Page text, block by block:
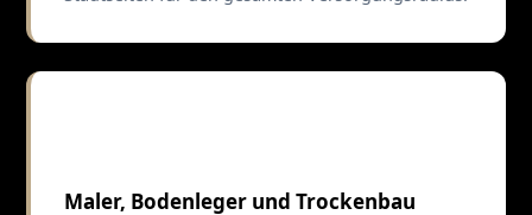
Maler, Bodenleger und Trockenbau